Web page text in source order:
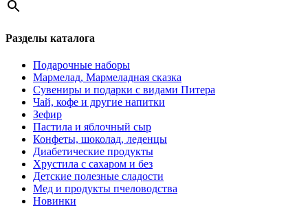
Разделы каталога
Подарочные наборы
Мармелад, Мармеладная сказка
Сувениры и подарки с видами Питера
Чай, кофе и другие напитки
Зефир
Пастила и яблочный сыр
Конфеты, шоколад, леденцы
Диабетические продукты
Хрустила с сахаром и без
Детские полезные сладости
Мед и продукты пчеловодства
Новинки